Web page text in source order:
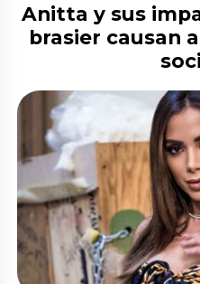
Anitta y sus
brasier causan